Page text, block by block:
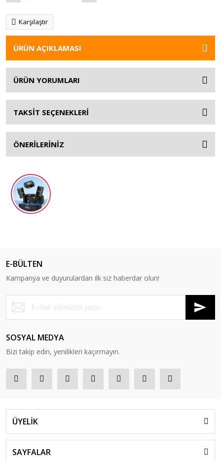
Karşılaştır
ÜRÜN AÇIKLAMASI
ÜRÜN YORUMLARI
TAKSİT SEÇENEKLERİ
ÖNERİLERİNİZ
E-BÜLTEN
Kampanya ve duyurulardan ilk siz haberdar olun!
SOSYAL MEDYA
Bizi takip edin, yenilikleri kaçırmayın.
ÜYELİK
SAYFALAR